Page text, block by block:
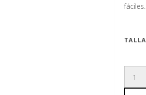
fáciles.
TALLA
verde